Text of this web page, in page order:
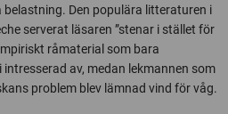
Den populära litteraturen i
serverat läsaren ”stenar i stället för
råmaterial som bara
av, medan lekmannen som
problem blev lämnad vind för våg.